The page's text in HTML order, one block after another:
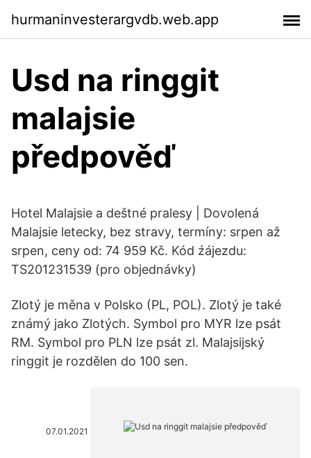
hurmaninvesterargvdb.web.app
Usd na ringgit
malajsie
předpověď
Hotel Malajsie a deštné pralesy | Dovolená
Malajsie letecky, bez stravy, termíny: srpen až
srpen, ceny od: 74 959 Kč. Kód źájezdu:
TS201231539 (pro objednávky)
Zlotý je měna v Polsko (PL, POL). Zlotý je také
známý jako Zlotých. Symbol pro MYR lze psát
RM. Symbol pro PLN lze psát zl. Malajsijský
ringgit je rozdělen do 100 sen.
07.01.2021